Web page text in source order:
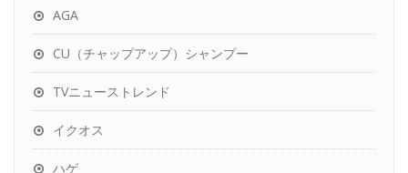
AGA
CU（チャップアップ）シャンプー
TVニューストレンド
イクオス
ハゲ